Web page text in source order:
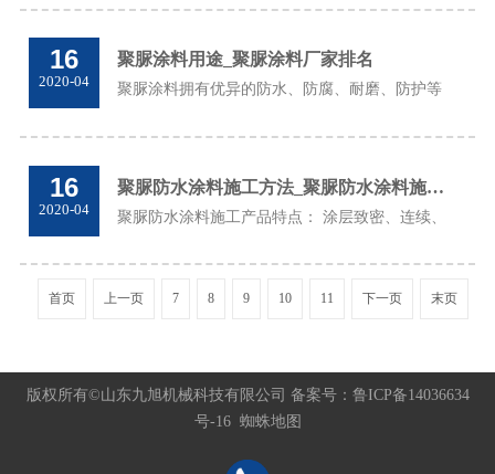
右不是问题...
16
2020-04
聚脲涂料用途_聚脲涂料厂家排名
聚脲涂料拥有优异的防水、防腐、耐磨、防护等
泛，济南九旭机械专业从事于山东聚脲，您身边
16
2020-04
聚脲防水涂料施工方法_聚脲防水涂料施工注意事项
聚脲防水涂料施工产品特点： 涂层致密、连续、
技术有机的结合起来，大大提高工程的质量和进
度；zui大限度的减少了天气对施工进度的影响...
首页 上一页 7 8 9 10 11 下一页 末页
版权所有©山东九旭机械科技有限公司 备案号： 鲁ICP备14036634
号-16 蜘蛛地图